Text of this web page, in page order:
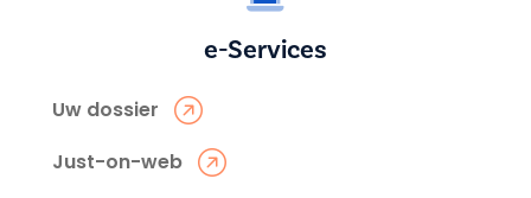
e-Services
Uw dossier
Just-on-web